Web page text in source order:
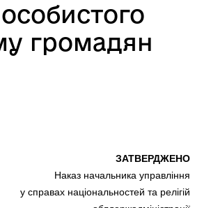
громадян
ЗАТВЕРДЖЕНО
Наказ начальника управління
у справах національностей та релігій